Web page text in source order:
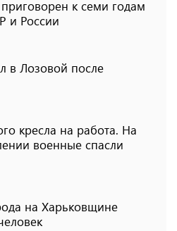
к семи годам
и России
в Лозовой после
кресла на работа. На
военные спасли
на Харьковщине